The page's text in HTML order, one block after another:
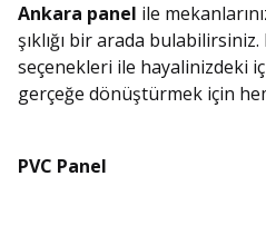
Ankara panel ile
şıklığı bir arada
seçenekleri ile hayalinizdeki iç
gerçeğe dönüştürmek için
PVC Panel